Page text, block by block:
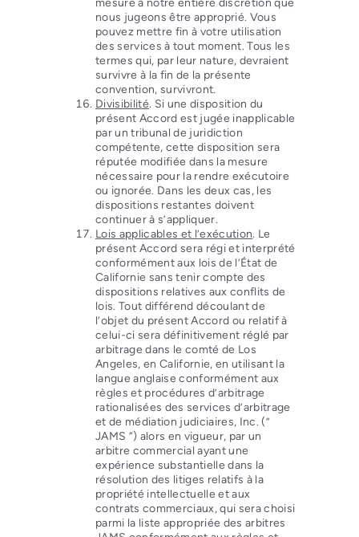
mesure à notre entière discrétion que
nous jugeons être approprié. Vous
pouvez mettre fin à votre utilisation
des services à tout moment. Tous les
termes qui, par leur nature, devraient
survivre à la fin de la présente
convention, survivront.
Divisibilité. Si une disposition du
présent Accord est jugée inapplicable
par un tribunal de juridiction
compétente, cette disposition sera
réputée modifiée dans la mesure
nécessaire pour la rendre exécutoire
ou ignorée. Dans les deux cas, les
dispositions restantes doivent
continuer à s’appliquer.
Lois applicables et l’exécution. Le
présent Accord sera régi et interprété
conformément aux lois de l’État de
Californie sans tenir compte des
dispositions relatives aux conflits de
lois. Tout différend découlant de
l’objet du présent Accord ou relatif à
celui-ci sera définitivement réglé par
arbitrage dans le comté de Los
Angeles, en Californie, en utilisant la
langue anglaise conformément aux
règles et procédures d’arbitrage
rationalisées des services d’arbitrage
et de médiation judiciaires, Inc. (”
JAMS “) alors en vigueur, par un
arbitre commercial ayant une
expérience substantielle dans la
résolution des litiges relatifs à la
propriété intellectuelle et aux
contrats commerciaux, qui sera choisi
parmi la liste appropriée des arbitres